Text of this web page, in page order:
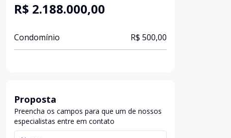
R$ 2.188.000,00
Condomínio R$ 500,00
Proposta
Preencha os campos para que um de nossos
especialistas entre em contato